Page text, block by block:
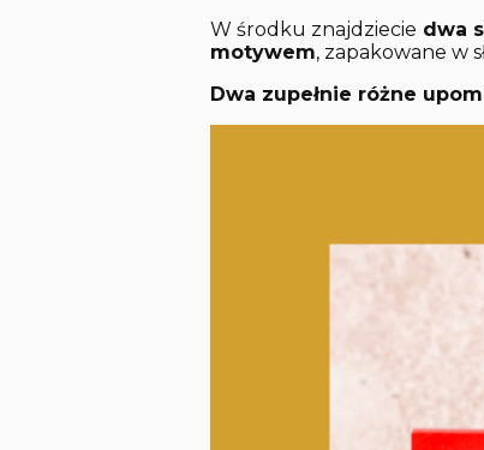
W środku znajdziecie dwa
motywem, zapakowane w
Dwa zupełnie różne